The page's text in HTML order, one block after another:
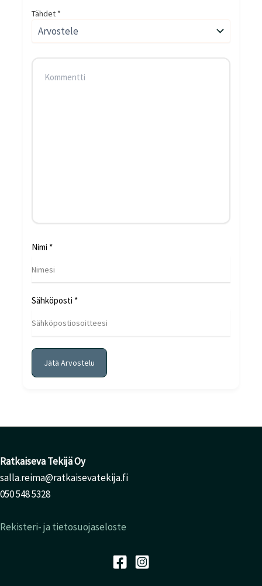
Tähdet *
Nimi *
Sähköposti *
Jätä Arvostelu
Ratkaiseva Tekijä Oy
salla.reima@ratkaisevatekija.fi
050 548 5328
Rekisteri- ja tietosuojaseloste